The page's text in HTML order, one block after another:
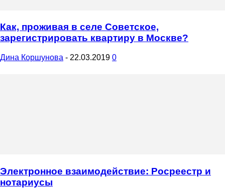
Как, проживая в селе Советское,
зарегистрировать квартиру в Москве?
Дина Коршунова - 22.03.2019 0
Электронное взаимодействие: Росреестр и
нотариусы